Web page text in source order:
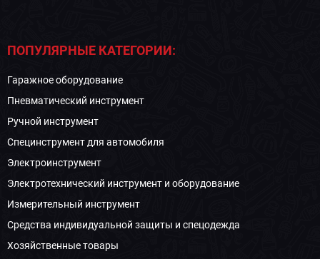
ПОПУЛЯРНЫЕ КАТЕГОРИИ:
Гаражное оборудование
Пневматический инструмент
Ручной инструмент
Специнструмент для автомобиля
Электроинструмент
Электротехнический инструмент и оборудование
Измерительный инструмент
Средства индивидуальной защиты и спецодежда
Хозяйственные товары